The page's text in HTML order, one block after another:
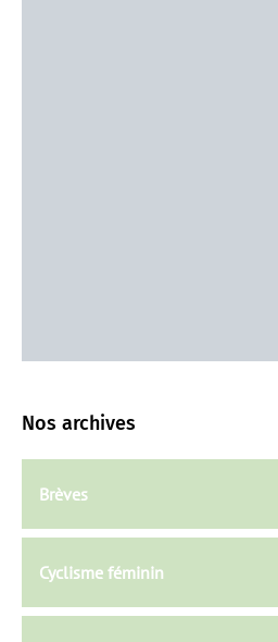
Nos archives
Brèves
Cyclisme féminin